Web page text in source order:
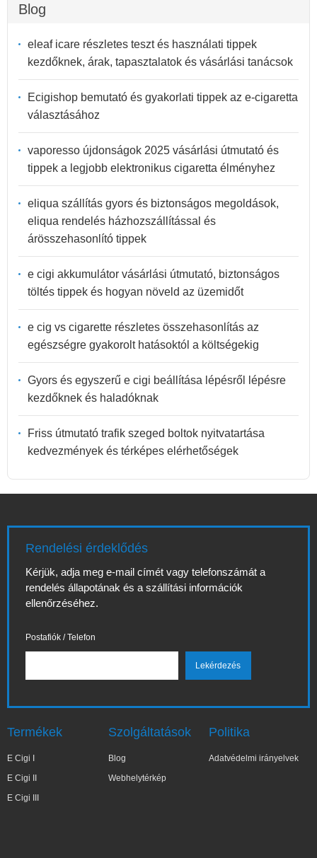
Blog
eleaf icare részletes teszt és használati tippek
kezdőknek, árak, tapasztalatok és vásárlási tanácsok
Ecigishop bemutató és gyakorlati tippek az e-cigaretta
választásához
vaporesso újdonságok 2025 vásárlási útmutató és
tippek a legjobb elektronikus cigaretta élményhez
eliqua szállítás gyors és biztonságos megoldások,
eliqua rendelés házhozszállítással és
árösszehasonlító tippek
e cigi akkumulátor vásárlási útmutató, biztonságos
töltés tippek és hogyan növeld az üzemidőt
e cig vs cigarette részletes összehasonlítás az
egészségre gyakorolt hatásoktól a költségekig
Gyors és egyszerű e cigi beállítása lépésről lépésre
kezdőknek és haladóknak
Friss útmutató trafik szeged boltok nyitvatartása
kedvezmények és térképes elérhetőségek
Rendelési érdeklődés
Kérjük, adja meg e-mail címét vagy telefonszámát a
rendelés állapotának és a szállítási információk
ellenőrzéséhez.
Postafiók / Telefon
Termékek
E Cigi I
E Cigi II
E Cigi III
Szolgáltatások
Blog
Webhelytérkép
Politika
Adatvédelmi irányelvek